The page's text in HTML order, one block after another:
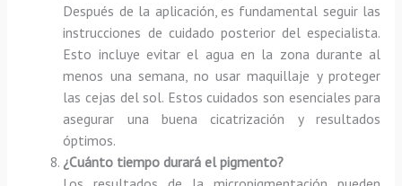
Después de la aplicación, es fundamental seguir las
instrucciones de cuidado posterior del especialista.
Esto incluye evitar el agua en la zona durante al
menos una semana, no usar maquillaje y proteger
las cejas del sol. Estos cuidados son esenciales para
asegurar una buena cicatrización y resultados
óptimos.
¿Cuánto tiempo durará el pigmento?